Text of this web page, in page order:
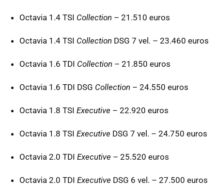
Octavia 1.4 TSI Collection – 21.510 euros
Octavia 1.4 TSI Collection DSG 7 vel. – 23.460 euros
Octavia 1.6 TDI Collection – 21.850 euros
Octavia 1.6 TDI DSG Collection – 24.550 euros
Octavia 1.8 TSI Executive – 22.920 euros
Octavia 1.8 TSI Executive DSG 7 vel. – 24.750 euros
Octavia 2.0 TDI Executive – 25.520 euros
Octavia 2.0 TDI Executive DSG 6 vel. – 27.500 euros